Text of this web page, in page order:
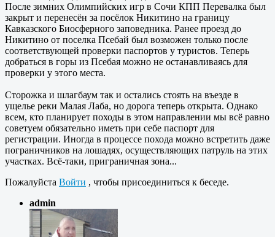
После зимних Олимпийских игр в Сочи КПП Перевалка был
закрыт и перенесён за посёлок Никитино на границу
Кавказского Биосферного заповедника. Ранее проезд до
Никитино от поселка Псебай был возможен только после
соответствующей проверки паспортов у туристов. Теперь
добраться в горы из Псебая можно не останавливаясь для
проверки у этого места.
Сторожка и шлагбаум так и остались стоять на въезде в
ущелье реки Малая Лаба, но дорога теперь открыта. Однако
всем, кто планирует походы в этом направлении мы всё равно
советуем обязательно иметь при себе паспорт для
регистрации. Иногда в процессе похода можно встретить даже
пограничников на лошадях, осуществляющих патруль на этих
участках. Всё-таки, приграничная зона...
Пожалуйста Войти , чтобы присоединиться к беседе.
admin